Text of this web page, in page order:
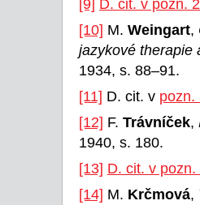
[9] D. cit. v pozn. 2
[10] M. Weingart,
jazykové therapie
1934, s. 88–91.
[11] D. cit. v pozn.
[12] F. Trávníček,
1940, s. 180.
[13] D. cit. v pozn.
[14] M. Krčmová,